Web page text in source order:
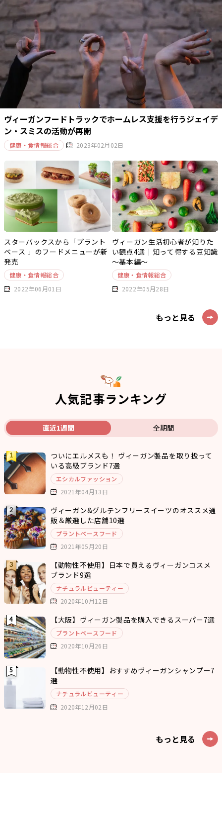
ヴィーガンフードトラックでホームレス支援を行うジェイデ
ン・スミスの活動が再開
健康・食情報総合 2023年02月02日
スターバックスから「プラント
ベース 」のフードメニューが新
発売
健康・食情報総合
2022年06月01日
ヴィーガン生活初心者が知りた
い観点4選｜知って得する豆知識
～基本編～
健康・食情報総合
2022年05月28日
もっと見る
人気記事ランキング
直近1週間 全期間
ついにエルメスも！ ヴィーガン製品を取り扱って
いる高級ブランド7選
エシカルファッション
2021年04月13日
ヴィーガン&グルテンフリースイーツのオススメ通
販＆厳選した店舗10選
プラントベースフード
2021年05月20日
【動物性不使用】日本で買えるヴィーガンコスメ
ブランド9選
ナチュラルビューティー
2020年10月12日
【大阪】ヴィーガン製品を購入できるスーパー7選
プラントベースフード
2020年10月26日
【動物性不使用】おすすめヴィーガンシャンプー7
選
ナチュラルビューティー
2020年12月02日
もっと見る